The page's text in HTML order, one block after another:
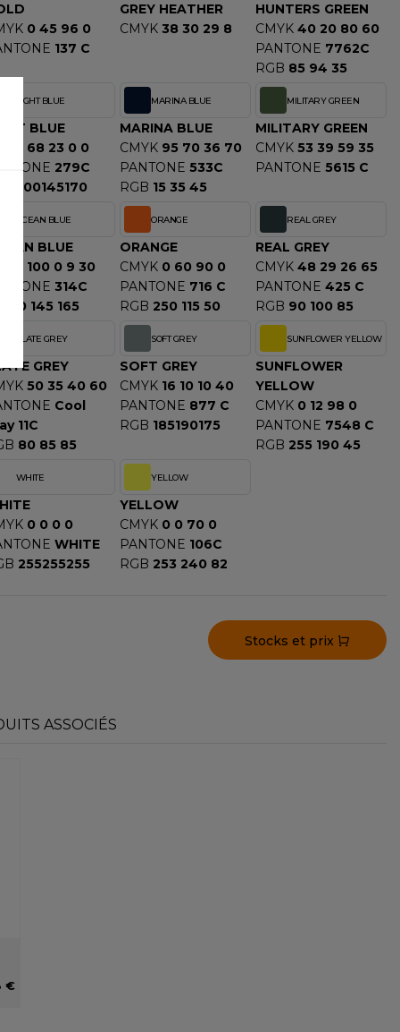
0 45 96 0
137 C
GREY HEATHER
CMYK 38 30 29 8
HUNTERS GREEN
CMYK 40 20 80 60
PANTONE 7762C
RGB 85 94 35
LIGHT BLUE
BLUE
68 23 0 0
279C
100145170
MARINA BLUE
MARINA BLUE
CMYK 95 70 36 70
PANTONE 533C
RGB 15 35 45
MILITARY GREEN
MILITARY GREEN
CMYK 53 39 59 35
PANTONE 5615 C
OCEAN BLUE
BLUE
100 0 9 30
314C
0 145 165
ORANGE
ORANGE
CMYK 0 60 90 0
PANTONE 716 C
RGB 250 115 50
REAL GREY
REAL GREY
CMYK 48 29 26 65
PANTONE 425 C
RGB 90 100 85
SLATE GREY
GREY
50 35 40 60
Cool
11C
80 85 85
SOFT GREY
SOFT GREY
CMYK 16 10 10 40
PANTONE 877 C
RGB 185190175
SUNFLOWER YELLOW
SUNFLOWER
YELLOW
CMYK 0 12 98 0
PANTONE 7548 C
RGB 255 190 45
WHITE
0 0 0 0
WHITE
255255255
YELLOW
YELLOW
CMYK 0 0 70 0
PANTONE 106C
RGB 253 240 82
Stocks et prix
ASSOCIÉS
€